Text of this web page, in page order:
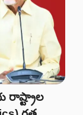
రాష్ట్రాల